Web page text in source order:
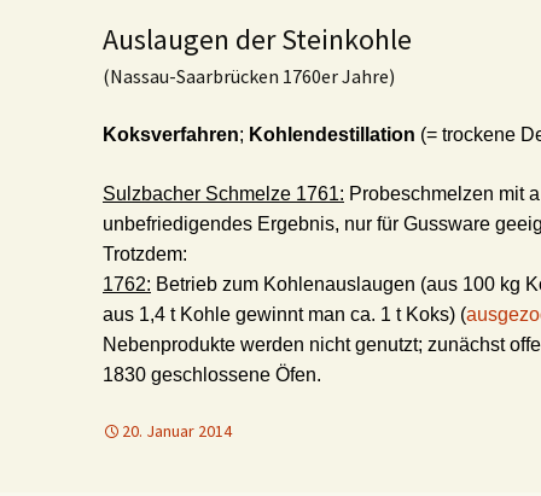
Auslaugen der Steinkohle
(Nassau-Saarbrücken 1760er Jahre)
Koksverfahren; Kohlendestillation (= trockene
Sulzbacher Schmelze 1761: Probeschmelzen mit
unbefriedigendes Ergebnis, nur für Gussware
Trotzdem:
1762: Betrieb zum Kohlenauslaugen (aus 100 kg
aus 1,4 t Kohle gewinnt man ca. 1 t Koks) (
Nebenprodukte werden nicht genutzt; zunächst
1830 geschlossene Öfen.
20. Januar 2014